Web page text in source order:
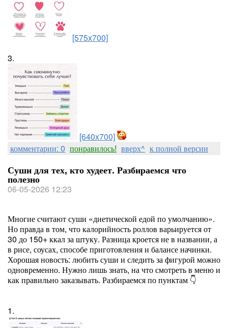
[575x700]
3.
[640x700]
комментарии: 0 понравилось! вверх^ к полной версии
Суши для тех, кто худеет. Разбираемся что
полезно
06-05-2026 12:23
Многие считают суши «диетической едой по умолчанию».
Но правда в том, что калорийность роллов варьируется от
30 до 150+ ккал за штуку. Разница кроется не в названии, а
в рисе, соусах, способе приготовления и балансе начинки.
Хорошая новость: любить суши и следить за фигурой можно
одновременно. Нужно лишь знать, на что смотреть в меню и
как правильно заказывать. Разбираемся по пунктам 👇
1.